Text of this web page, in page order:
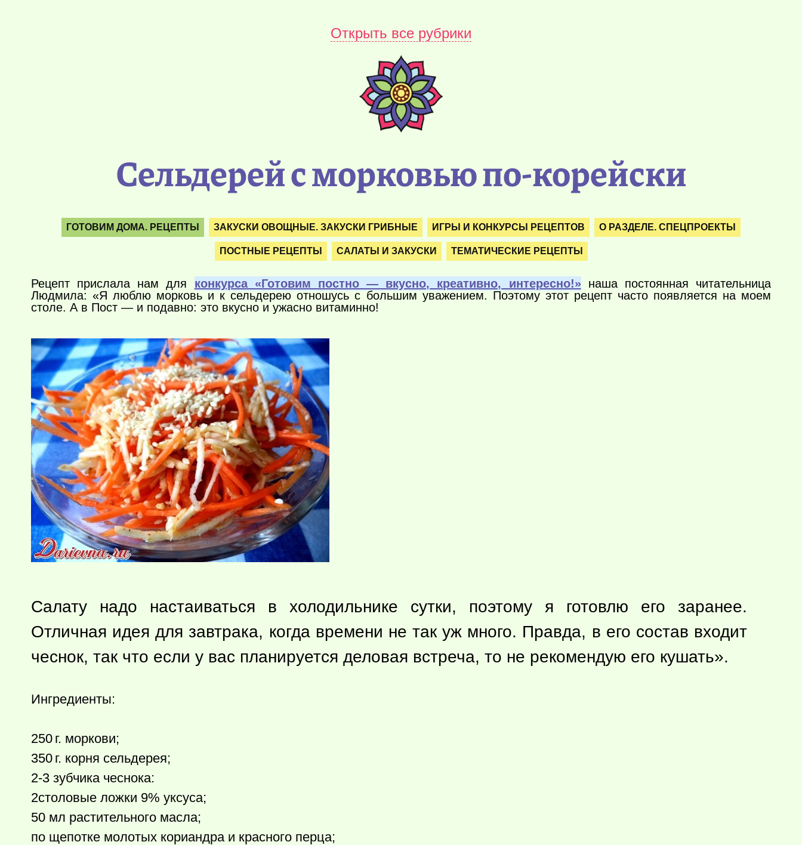
Открыть все рубрики
Сельдерей с морковью по-корейски
ГОТОВИМ ДОМА. РЕЦЕПТЫ ЗАКУСКИ ОВОЩНЫЕ. ЗАКУСКИ ГРИБНЫЕ ИГРЫ И КОНКУРСЫ РЕЦЕПТОВ О РАЗДЕЛЕ. СПЕЦПРОЕКТЫ
ПОСТНЫЕ РЕЦЕПТЫ САЛАТЫ И ЗАКУСКИ ТЕМАТИЧЕСКИЕ РЕЦЕПТЫ
Рецепт прислала нам для конкурса «Готовим постно — вкусно, креативно, интересно!»наша постоянная читательница
Людмила: «Я люблю морковь и к сельдерею отношусь с большим уважением. Поэтому этот рецепт часто появляется на моем
столе. А в Пост — и подавно: это вкусно и ужасно витаминно!
Салату надо настаиваться в холодильнике сутки, поэтому я готовлю его заранее.
Отличная идея для завтрака, когда времени не так уж много. Правда, в его состав входит
чеснок, так что если у вас планируется деловая встреча, то не рекомендую его кушать».
Ингредиенты:
250 г. моркови;
350 г. корня сельдерея;
2-3 зубчика чеснока:
2столовые ложки 9% уксуса;
50 мл растительного масла;
по щепотке молотых кориандра и красного перца;